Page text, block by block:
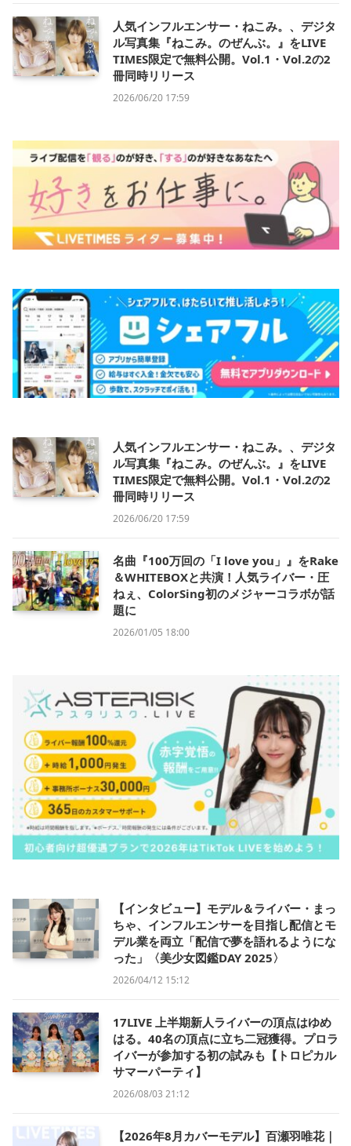
人気インフルエンサー・ねこみ。、デジタ
ル写真集『ねこみ。のぜんぶ。』をLIVE
TIMES限定で無料公開。Vol.1・Vol.2の2
冊同時リリース
2026/06/20 17:59
人気インフルエンサー・ねこみ。、デジタ
ル写真集『ねこみ。のぜんぶ。』をLIVE
TIMES限定で無料公開。Vol.1・Vol.2の2
冊同時リリース
2026/06/20 17:59
名曲『100万回の「I love you」』をRake
＆WHITEBOXと共演！人気ライバー・圧
ねぇ、ColorSing初のメジャーコラボが話
題に
2026/01/05 18:00
【インタビュー】モデル＆ライバー・まっ
ちゃ、インフルエンサーを目指し配信とモ
デル業を両立「配信で夢を語れるようにな
った」〈美少女図鑑DAY 2025〉
2026/04/12 15:12
17LIVE 上半期新人ライバーの頂点はゆめ
はる。40名の頂点に立ち二冠獲得。プロラ
イバーが参加する初の試みも【トロピカル
サマーパーティ】
2026/08/03 21:12
【2026年8月カバーモデル】百瀬羽唯花｜